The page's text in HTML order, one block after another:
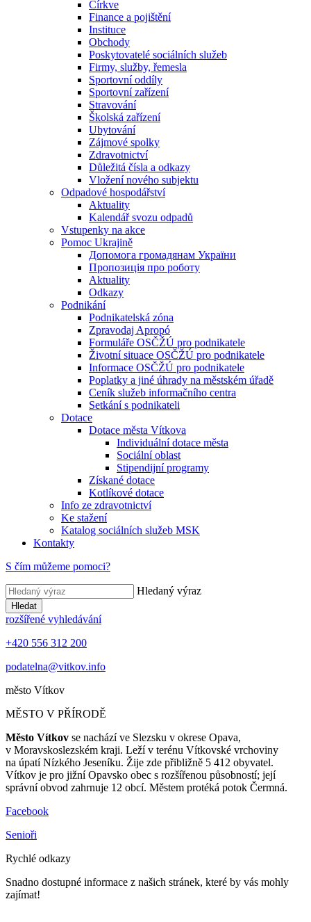
Církve
Finance a pojištění
Instituce
Obchody
Poskytovatelé sociálních služeb
Firmy, služby, řemesla
Sportovní oddíly
Sportovní zařízení
Stravování
Školská zařízení
Ubytování
Zájmové spolky
Zdravotnictví
Důležitá čísla a odkazy
Vložení nového subjektu
Odpadové hospodářství
Aktuality
Kalendář svozu odpadů
Vstupenky na akce
Pomoc Ukrajině
Допомога громадянам України
Пропозиція про роботу
Aktuality
Odkazy
Podnikání
Podnikatelská zóna
Zpravodaj Apropó
Formuláře OSČŽÚ pro podnikatele
Životní situace OSČŽÚ pro podnikatele
Informace OSČŽÚ pro podnikatele
Poplatky a jiné úhrady na městském úřadě
Ceník služeb informačního centra
Setkání s podnikateli
Dotace
Dotace města Vítkova
Individuální dotace města
Sociální oblast
Stipendijní programy
Získané dotace
Kotlíkové dotace
Info ze zdravotnictví
Ke stažení
Katalog sociálních služeb MSK
Kontakty
S čím můžeme pomoci?
Hledaný výraz
Hledat
rozšířené vyhledávání
+420 556 312 200
podatelna@vitkov.info
město Vítkov
MĚSTO V PŘÍRODĚ
Město Vítkov se nachází ve Slezsku v okrese Opava,
v Moravskoslezském kraji. Leží v terénu Vítkovské vrchoviny
na úpatí Nízkého Jeseníku. Žije zde přibližně 5 412 obyvatel.
Vítkov je pro jižní Opavsko obec s rozšířenou působností; její
správní obvod zahrnuje 12 obcí. Městem protéká potok Čermná.
Facebook
Senioři
Rychlé odkazy
Snadno dostupné informace z našich stránek, které by vás mohly
zajímat!